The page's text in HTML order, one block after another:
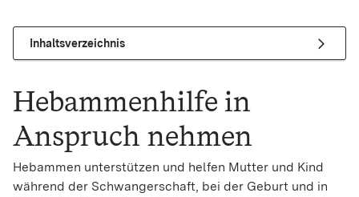
Inhaltsverzeichnis
Hebammenhilfe in
Anspruch nehmen
Hebammen unterstützen und helfen Mutter und Kind
während der Schwangerschaft, bei der Geburt und in